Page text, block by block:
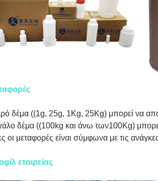
δέμα ((1g, 25g, 1Kg, 25Kg) μπορεί να
δέμα ((100kg και άνω των100Kg)
οι μεταφορές είναι σύμφωνα με τις
εταιρείας